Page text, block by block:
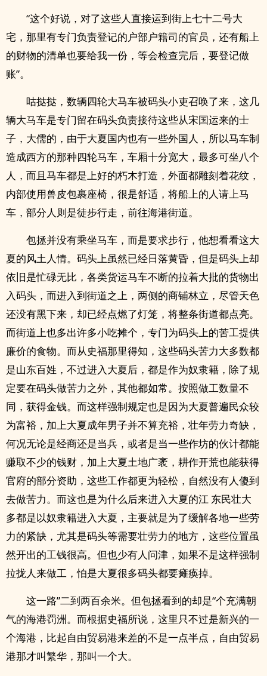
“这个好说，对了这些人直接运到街上七十二号大
宅，那里有专门负责登记的户部户籍司的官员，还有船上
的财物的清单也要给我一份，等会检查完后，要登记做
账”。
咕挞挞，数辆四轮大马车被码头小吏召唤了来，这几
辆大马车是专门留在码头负责接待这些从宋国运来的士
子，大儒的，由于大夏国内也有一些外国人，所以马车制
造成西方的那种四轮马车，车厢十分宽大，最多可坐八个
人，而且马车都是上好的朽木打造，外面都雕刻着花纹，
内部使用兽皮包裹座椅，很是舒适，将船上的人请上马
车，部分人则是徒步行走，前往海港街道。
包拯并没有乘坐马车，而是要求步行，他想看看这大
夏的风土人情。码头上虽然已经日落黄昏，但是码头上却
依旧是忙碌无比，各类货运马车不断的拉着大批的货物出
入码头，而进入到街道之上，两侧的商铺林立，尽管天色
还没有黑下来，却已经点燃了灯笼，将整条街道都点亮。
而街道上也多出许多小吃摊个，专门为码头上的苦工提供
廉价的食物。而从史福那里得知，这些码头苦力大多数都
是山东百姓，不过进入大夏后，都是作为奴隶籍，除了规
定要在码头做苦力之外，其他都如常。按照做工数量不
同，获得金钱。而这样强制规定也是因为大夏普遍民众较
为富裕，加上大夏成年男子并不算充裕，壮年劳力奇缺，
何况无论是经商还是当兵，或者是当一些作坊的伙计都能
赚取不少的钱财，加上大夏土地广袤，耕作开荒也能获得
官府的部分资助，这些工作都更为轻松，自然没有人傻到
去做苦力。而这也是为什么后来进入大夏的江 东民壮大
多都是以奴隶籍进入大夏，主要就是为了缓解各地一些劳
力的紧缺，尤其是码头等需要壮劳力的地方，这些位置虽
然开出的工钱很高。但也少有人问津，如果不是这样强制
拉拢人来做工，怕是大夏很多码头都要瘫痪掉。
这一路”二到两百余米。但包拯看到的却是“个充满朝
气的海港罚洲。而根据史福所说，这里只不过是新兴的一
个海港，比起自由贸易港来差的不是一点半点，自由贸易
港那才叫繁华，那叫一个大。